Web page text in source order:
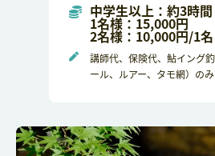
中学生以上：約3時間
1名様：15,000円
2名様：10,000円/1名
講師代、保険代、鮎イング
ール、ルアー、タモ網）のみ